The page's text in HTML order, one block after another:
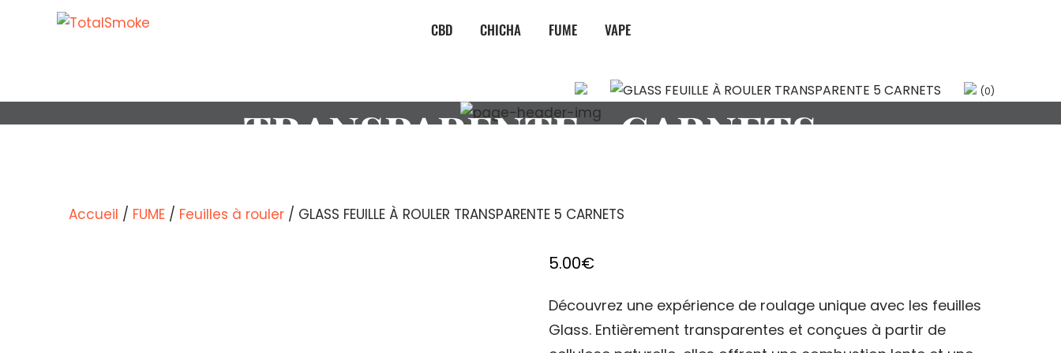
CBD CHICHA FUME VAPE
(0)
GLASS FEUILLE À ROULER
TRANSPARENTE 5 CARNETS
Accueil / FUME / Feuilles à rouler / GLASS FEUILLE À ROULER TRANSPARENTE 5 CARNETS
5.00€
Découvrez une expérience de roulage unique avec les feuilles
Glass. Entièrement transparentes et conçues à partir de